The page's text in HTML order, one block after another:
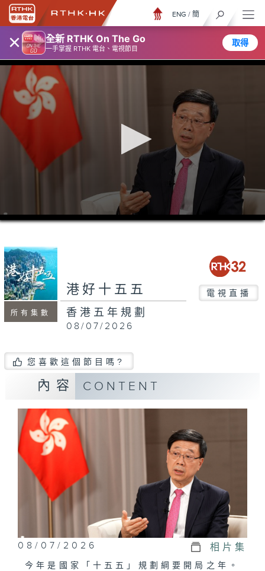
× 全新 RTHK On The Go
一手掌握 RTHK 電台、電視節目
取得
ENG / 簡
0
seconds
minutes,
6
seconds
所有集數
港好十五五 電視直播
香港五年規劃
08/07/2026
您喜歡這個節目嗎?
內容 CONTENT
08/07/2026 相片集
今年是國家「十五五」規劃綱要開局之年。